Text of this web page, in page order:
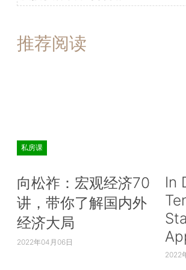
推荐阅读
私房课
向松祚：宏观经济70
讲，带你了解国内外
经济大局
2022年04月06日
In
2022